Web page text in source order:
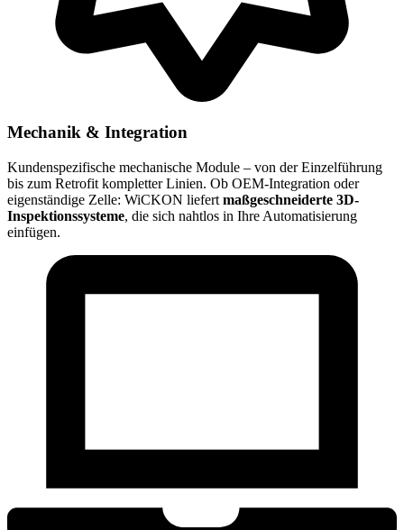
Mechanik & Integration
Kundenspezifische mechanische Module – von der Einzelführung
bis zum Retrofit kompletter Linien. Ob OEM-Integration oder
eigenständige Zelle: WiCKON liefert maßgeschneiderte 3D-
Inspektionssysteme, die sich nahtlos in Ihre Automatisierung
einfügen.